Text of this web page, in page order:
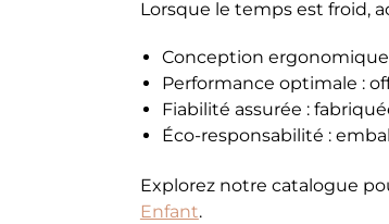
Lorsque le temps est froid,
Conception
Performance optimale :
Fiabilité assurée :
Éco-responsabilité :
Explorez notre catalogue
Enfant.